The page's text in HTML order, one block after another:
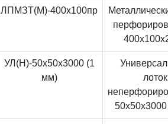
ЛПМЗТ(М)-400x100пр
УЛ(Н)-50x50x3000 (1
мм)
лоток